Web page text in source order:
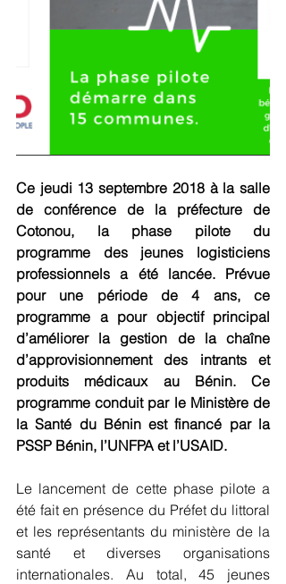
Ce jeudi 13 septembre 2018 à la salle
de conférence de la préfecture de
Cotonou, la phase pilote du
programme des jeunes logisticiens
professionnels a été lancée. Prévue
pour une période de 4 ans, ce
programme a pour objectif principal
d’améliorer la gestion de la chaîne
d’approvisionnement des intrants et
produits médicaux au Bénin. Ce
programme conduit par le Ministère de
la Santé du Bénin est financé par la
PSSP Bénin, l’UNFPA et l’USAID.
Le lancement de cette phase pilote a
été fait en présence du Préfet du littoral
et les représentants du ministère de la
santé et diverses organisations
internationales. Au total, 45 jeunes